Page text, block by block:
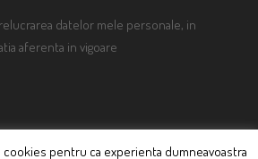
datelor mele personale, in
aferenta in vigoare
pentru ca experienta dumneavoastra